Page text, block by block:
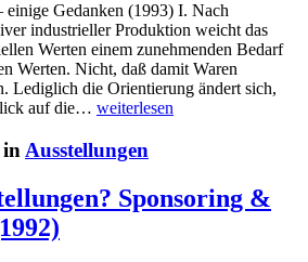
einige Gedanken (1993) I. Nach
industrieller Produktion weicht das
Werten einem zunehmenden Bedarf
Werten. Nicht, daß damit Waren
Lediglich die Orientierung ändert sich,
auf die… weiterlesen
Ausstellungen
Sponsoring &